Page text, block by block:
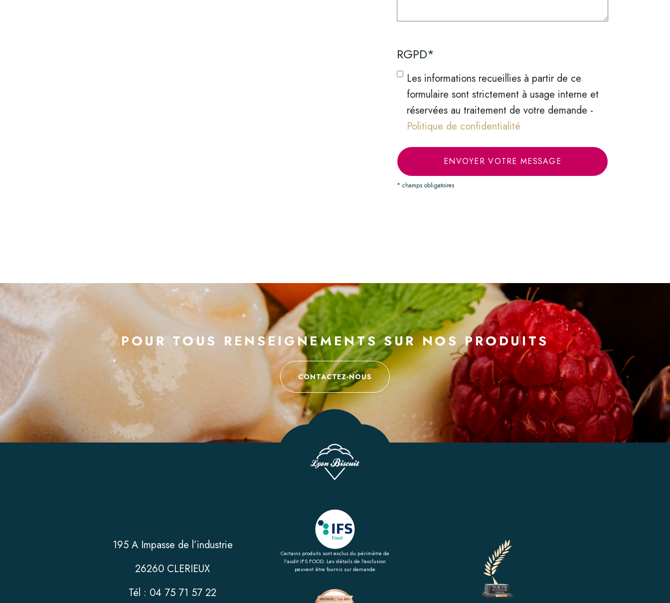
RGPD*
Les informations recueillies à partir de ce
formulaire sont strictement à usage interne et
réservées au traitement de votre demande -
Politique de confidentialité
ENVOYER VOTRE MESSAGE
* champs obligatoires
POUR TOUS RENSEIGNEMENTS SUR NOS PRODUITS
CONTACTEZ-NOUS
195 A Impasse de l’industrie
26260 CLERIEUX
Tél : 04 75 71 57 22
Certains produits sont exclus du périmètre de
l’audit IFS FOOD. Les détails de l’exclusion
peuvent être fournis sur demande